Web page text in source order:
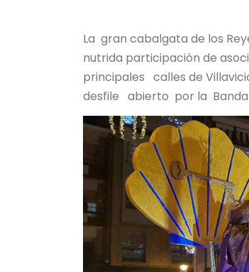
La gran cabalgata de los
nutrida participación de
principales calles de
desfile abierto por la Banda